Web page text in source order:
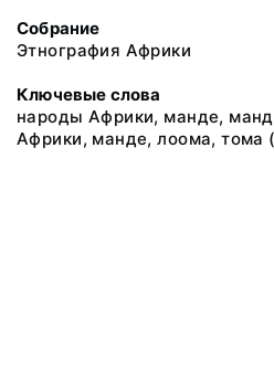
Собрание
Этнография Африки
Ключевые слова
народы Африки, манде,
Африки, манде, лоома, тома